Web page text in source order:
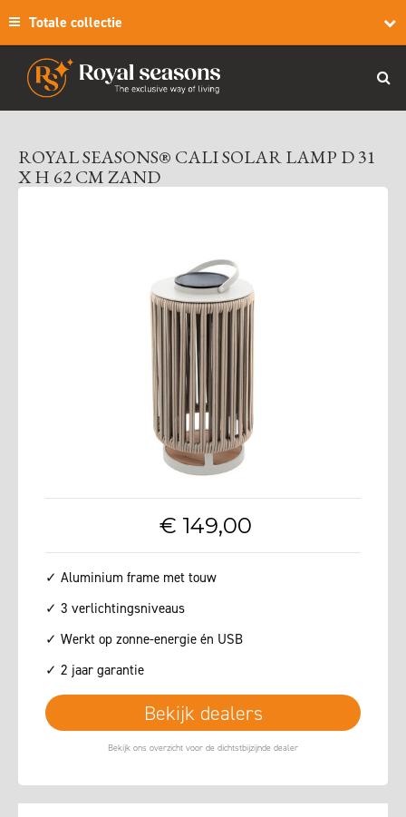
Totale collectie
ROYAL SEASONS® CALI SOLAR LAMP D 31
X H 62 CM ZAND
€ 149,00
✓ Aluminium frame met touw
✓ 3 verlichtingsniveaus
✓ Werkt op zonne-energie én USB
✓ 2 jaar garantie
Bekijk dealers